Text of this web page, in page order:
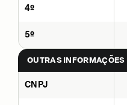
4º
5º
OUTRAS INFORMAÇÕES
CNPJ